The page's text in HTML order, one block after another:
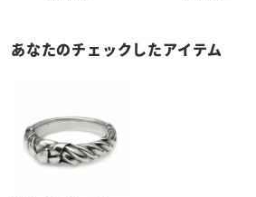
あなたのチェックしたアイテム